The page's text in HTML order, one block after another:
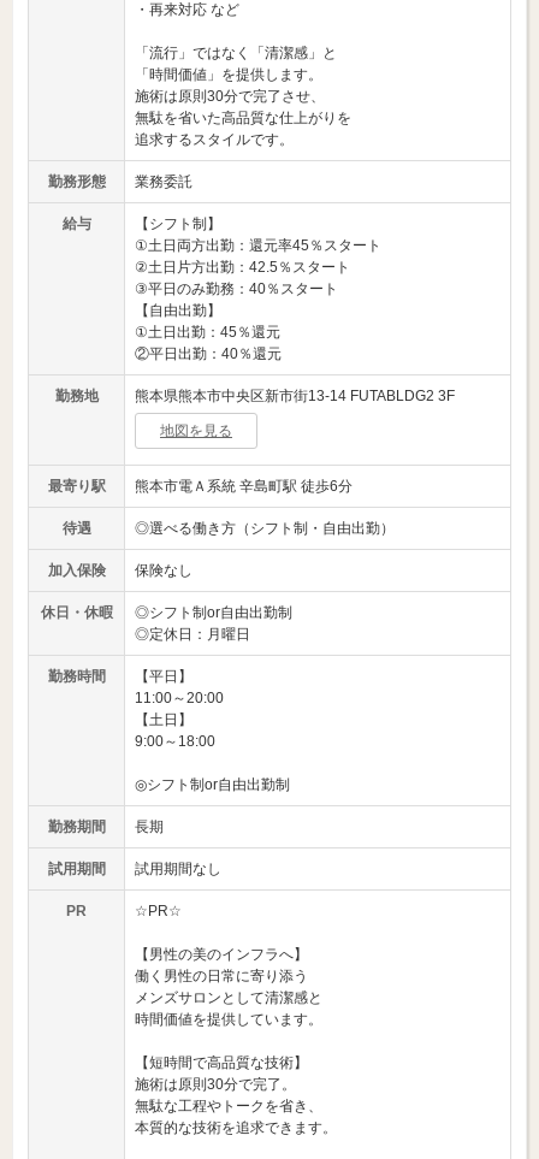
・再来対応 など
「流行」ではなく「清潔感」と
「時間価値」を提供します。
施術は原則30分で完了させ、
無駄を省いた高品質な仕上がりを
追求するスタイルです。
勤務形態 業務委託
給与
【シフト制】
①土日両方出勤：還元率45％スタート
②土日片方出勤：42.5％スタート
③平日のみ勤務：40％スタート
【自由出勤】
①土日出勤：45％還元
②平日出勤：40％還元
勤務地 熊本県熊本市中央区新市街13-14 FUTABLDG2 3F
地図を見る
最寄り駅 熊本市電Ａ系統 辛島町駅 徒歩6分
待遇 ◎選べる働き方（シフト制・自由出勤）
加入保険 保険なし
休日・休暇
◎シフト制or自由出勤制
◎定休日：月曜日
勤務時間
【平日】
11:00～20:00
【土日】
9:00～18:00
◎シフト制or自由出勤制
勤務期間 長期
試用期間 試用期間なし
PR ☆PR☆
【男性の美のインフラへ】
働く男性の日常に寄り添う
メンズサロンとして清潔感と
時間価値を提供しています。
【短時間で高品質な技術】
施術は原則30分で完了。
無駄な工程やトークを省き、
本質的な技術を追求できます。